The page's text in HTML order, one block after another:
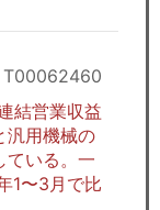
T00062460
結営業収益
汎用機械の
ている。一
1〜3月で比